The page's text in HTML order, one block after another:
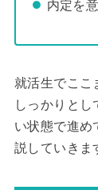
内定を
就活生でここ
しっかりと
い状態で進め
説していきま